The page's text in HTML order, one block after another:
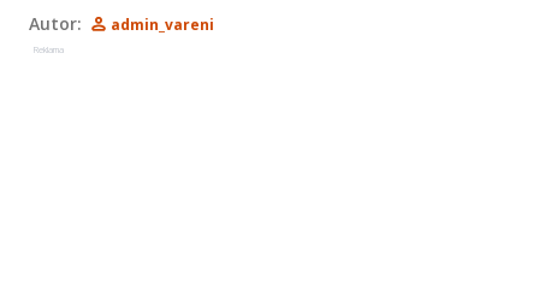
Autor: admin_vareni
Reklama